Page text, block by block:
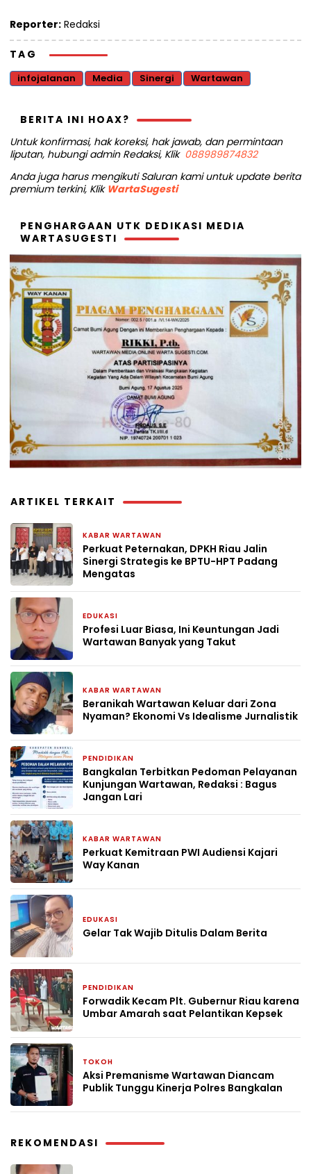
Reporter: Redaksi
TAG
infojalanan Media Sinergi Wartawan
BERITA INI HOAX?
Untuk konfirmasi, hak koreksi, hak jawab, dan permintaan
liputan, hubungi admin Redaksi, Klik 088989874832
Anda juga harus mengikuti Saluran kami untuk update berita
premium terkini, Klik WartaSugesti
PENGHARGAAN UTK DEDIKASI MEDIA
WARTASUGESTI
ARTIKEL TERKAIT
KABAR WARTAWAN
Perkuat Peternakan, DPKH Riau Jalin
Sinergi Strategis ke BPTU-HPT Padang
Mengatas
EDUKASI
Profesi Luar Biasa, Ini Keuntungan Jadi
Wartawan Banyak yang Takut
KABAR WARTAWAN
Beranikah Wartawan Keluar dari Zona
Nyaman? Ekonomi Vs Idealisme Jurnalistik
PENDIDIKAN
Bangkalan Terbitkan Pedoman Pelayanan
Kunjungan Wartawan, Redaksi : Bagus
Jangan Lari
KABAR WARTAWAN
Perkuat Kemitraan PWI Audiensi Kajari
Way Kanan
EDUKASI
Gelar Tak Wajib Ditulis Dalam Berita
PENDIDIKAN
Forwadik Kecam Plt. Gubernur Riau karena
Umbar Amarah saat Pelantikan Kepsek
TOKOH
Aksi Premanisme Wartawan Diancam
Publik Tunggu Kinerja Polres Bangkalan
REKOMENDASI